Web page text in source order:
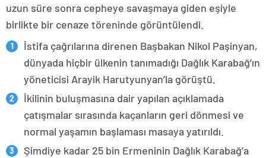
uzun süre sonra cepheye savaşmaya giden eşiyle
birlikte bir cenaze töreninde görüntülendi.
İstifa çağrılarına direnen Başbakan Nikol Paşinyan,
dünyada hiçbir ülkenin tanımadığı Dağlık Karabağ’ın
yöneticisi Arayik Harutyunyan’la görüştü.
İkilinin buluşmasına dair yapılan açıklamada
çatışmalar sırasında kaçanların geri dönmesi ve
normal yaşamın başlaması masaya yatırıldı.
Şimdiye kadar 25 bin Ermeninin Dağlık Karabağ’a